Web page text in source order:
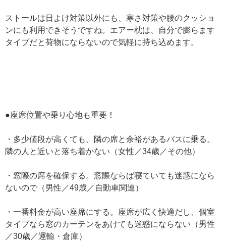
ストールは日よけ対策以外にも、寒さ対策や腰のクッショ
ンにも利用できそうですね。エアー枕は、自分で膨らます
タイプだと荷物にならないので気軽に持ち込めます。
●座席位置や乗り心地も重要！
・多少値段が高くても、隣の席と余裕があるバスに乗る。
隣の人と近いと落ち着かない（女性／34歳／その他）
・窓際の席を確保する。窓際ならば寝ていても迷惑になら
ないので（男性／49歳／自動車関連）
・一番料金が高い座席にする。座席が広く快適だし、個室
タイプなら窓のカーテンをあけても迷惑にならない（男性
／30歳／運輸・倉庫）